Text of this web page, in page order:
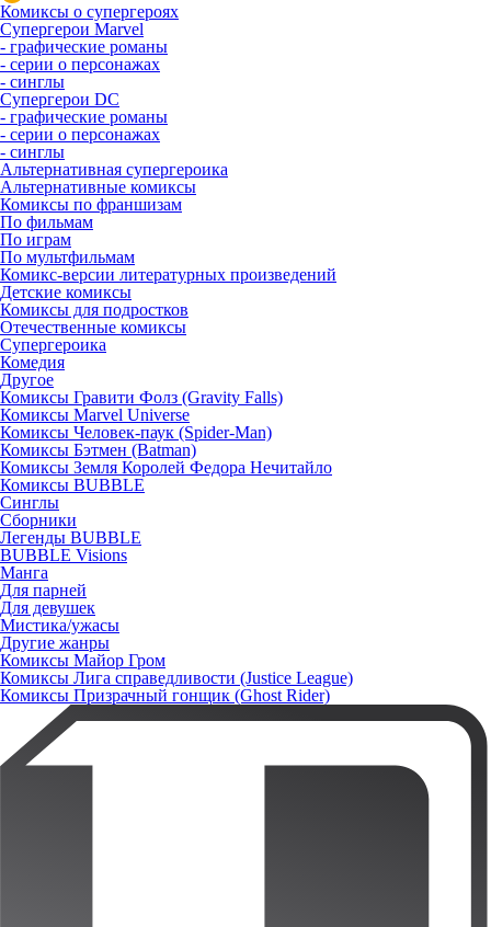
Комиксы о супергероях
Супергерои Marvel
- графические романы
- серии о персонажах
- синглы
Супергерои DC
- графические романы
- серии о персонажах
- синглы
Альтернативная супергероика
Альтернативные комиксы
Комиксы по франшизам
По фильмам
По играм
По мультфильмам
Комикс-версии литературных произведений
Детские комиксы
Комиксы для подростков
Отечественные комиксы
Супергероика
Комедия
Другое
Комиксы Гравити Фолз (Gravity Falls)
Комиксы Marvel Universe
Комиксы Человек-паук (Spider-Man)
Комиксы Бэтмен (Batman)
Комиксы Земля Королей Федора Нечитайло
Комиксы BUBBLE
Синглы
Сборники
Легенды BUBBLE
BUBBLE Visions
Манга
Для парней
Для девушек
Мистика/ужасы
Другие жанры
Комиксы Майор Гром
Комиксы Лига справедливости (Justice League)
Комиксы Призрачный гонщик (Ghost Rider)